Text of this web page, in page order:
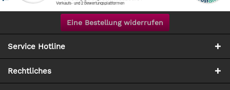
Eine Bestellung widerrufen
Service Hotline
Rechtliches